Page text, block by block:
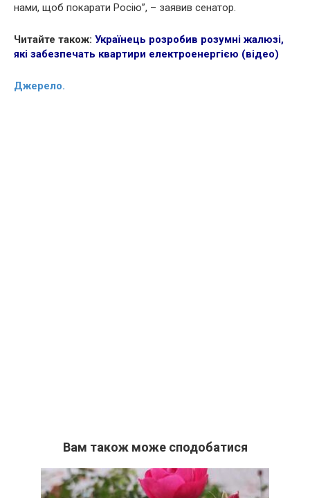
нами, щоб покарати Росію”, – заявив сенатор.
Читайте також: Українець розробив розумні жалюзі,
які забезпечать квартири електроенергією (відео)
Джерело.
Вам також може сподобатися